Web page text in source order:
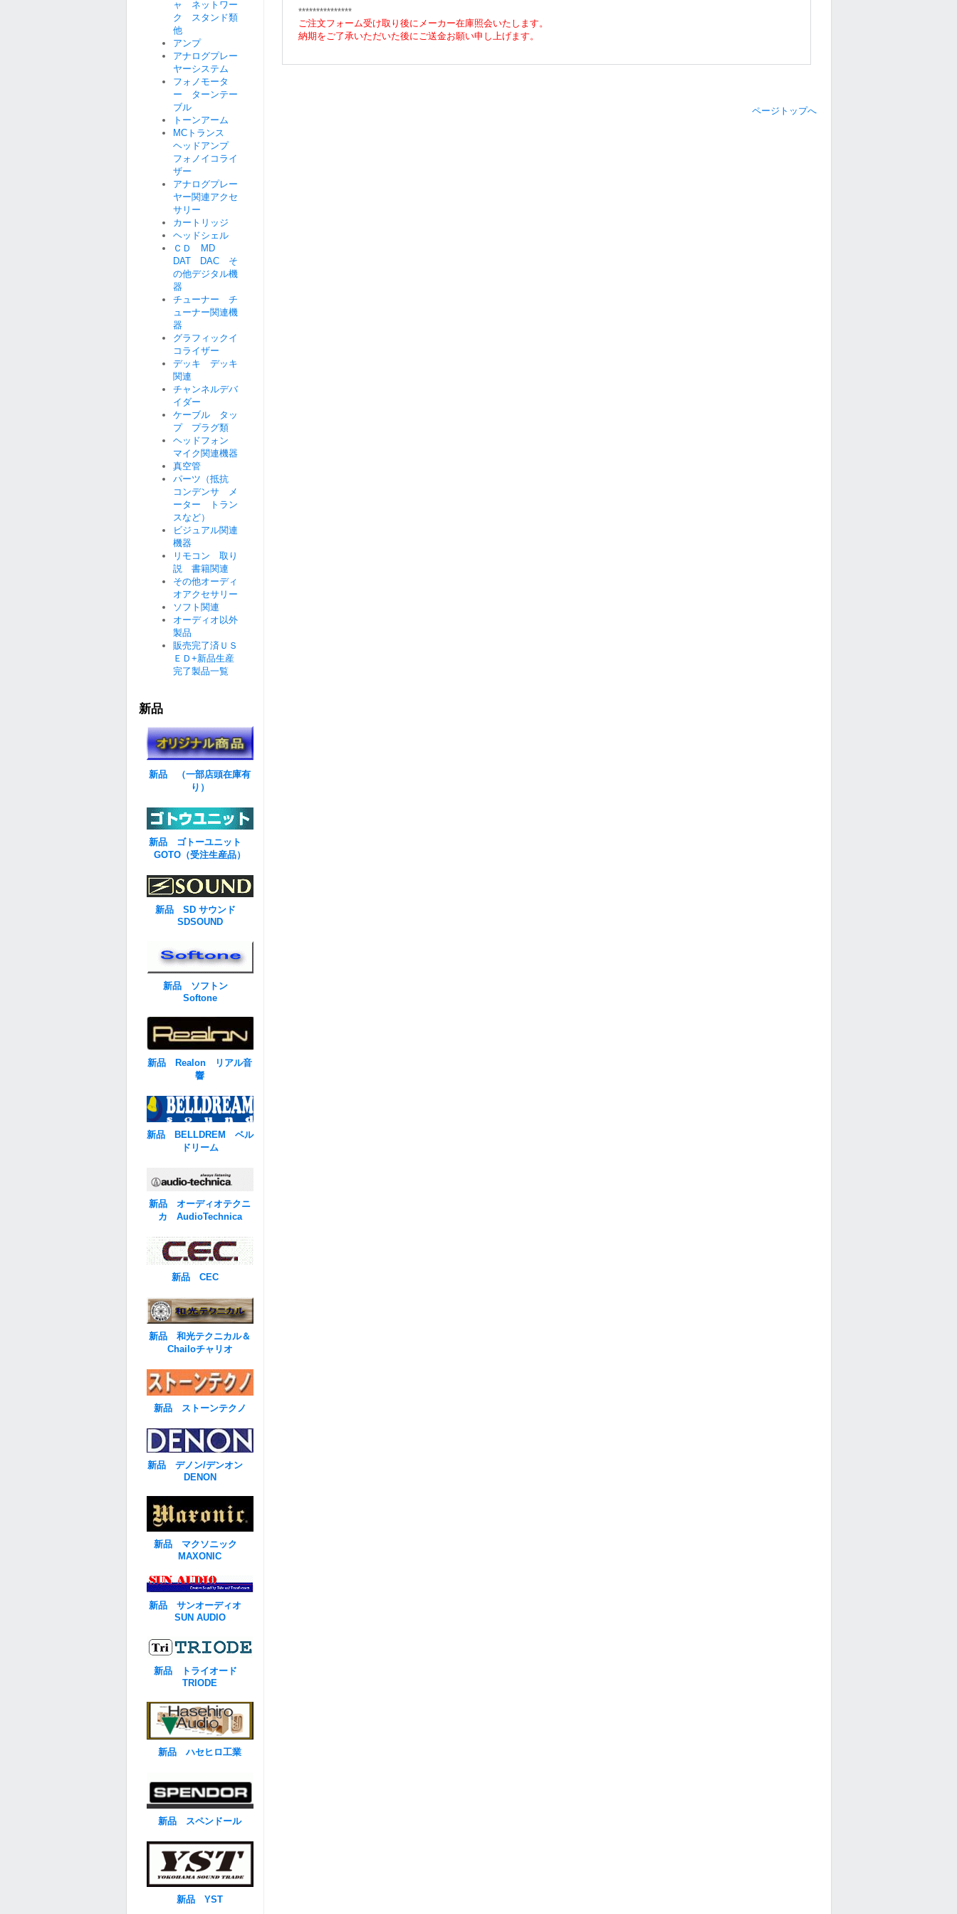
***************
ご注文フォーム受け取り後にメーカー在庫照会いたします。
納期をご了承いただいた後にご送金お願い申し上げます。
ページトップへ
ャ ネットワー
ク スタンド類
他
アンプ
アナログプレー
ヤーシステム
フォノモータ
ー ターンテー
ブル
トーンアーム
MCトランス
ヘッドアンプ
フォノイコライ
ザー
アナログプレー
ヤー関連アクセ
サリー
カートリッジ
ヘッドシェル
ＣＤ MD
DAT DAC そ
の他デジタル機
器
チューナー チ
ューナー関連機
器
グラフィックイ
コライザー
デッキ デッキ
関連
チャンネルデバ
イダー
ケーブル タッ
プ プラグ類
ヘッドフォン
マイク関連機器
真空管
パーツ（抵抗
コンデンサ メ
ーター トラン
スなど）
ビジュアル関連
機器
リモコン 取り
説 書籍関連
その他オーディ
オアクセサリー
ソフト関連
オーディオ以外
製品
販売完了済ＵＳ
ＥＤ+新品生産
完了製品一覧
新品
新品 （一部店頭在庫有
り）
新品 ゴトーユニット
GOTO（受注生産品）
新品 SD サウンド
SDSOUND
新品 ソフトン
Softone
新品 Realon リアル音
響
新品 BELLDREM ベル
ドリーム
新品 オーディオテクニ
カ AudioTechnica
新品 CEC
新品 和光テクニカル＆
Chailoチャリオ
新品 ストーンテクノ
新品 デノン/デンオン
DENON
新品 マクソニック
MAXONIC
新品 サンオーディオ
SUN AUDIO
新品 トライオード
TRIODE
新品 ハセヒロ工業
新品 スペンドール
新品 YST